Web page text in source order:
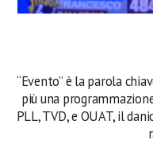
“Evento” è la parola
più una
PLL, TVD, e OUAT, il